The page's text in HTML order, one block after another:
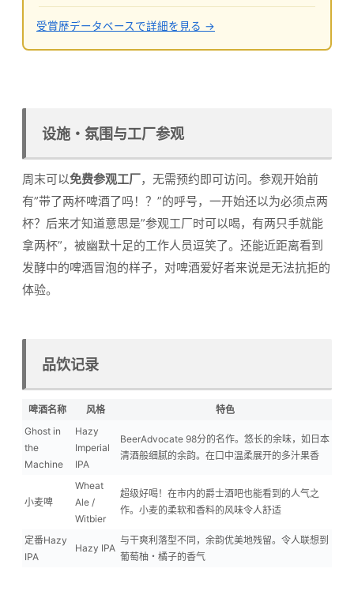
受賞歴データベースで詳細を見る →
设施・氛围与工厂参观
周末可以免费参观工厂，无需预约即可访问。参观开始前
有”带了两杯啤酒了吗！？”的呼号，一开始还以为必须点两
杯？后来才知道意思是”参观工厂时可以喝，有两只手就能
拿两杯”，被幽默十足的工作人员逗笑了。还能近距离看到
发酵中的啤酒冒泡的样子，对啤酒爱好者来说是无法抗拒的
体验。
品饮记录
啤酒名称 风格
特色
Ghost in
the
Machine
Hazy
Imperial
IPA
BeerAdvocate 98分的名作。悠长的余味，如日本
清酒般细腻的余韵。在口中温柔展开的多汁果香
小麦啤
Wheat
Ale /
Witbier
超级好喝！在市内的爵士酒吧也能看到的人气之
作。小麦的柔软和香料的风味令人舒适
定番Hazy
IPA
Hazy IPA
与干爽利落型不同，余韵优美地残留。令人联想到
葡萄柚・橘子的香气